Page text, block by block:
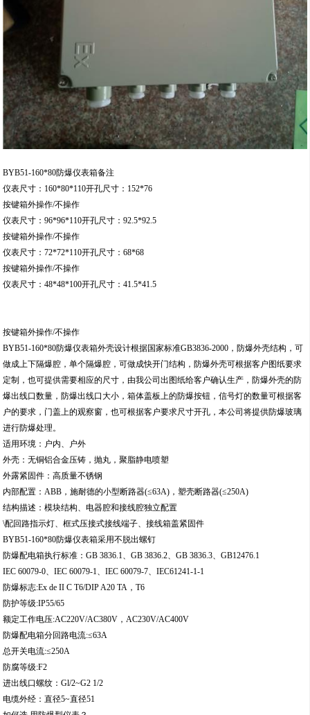
BYB51-160*80防爆仪表箱备注
仪表尺寸：160*80*110开孔尺寸：152*76
按键箱外操作/不操作
仪表尺寸：96*96*110开孔尺寸：92.5*92.5
按键箱外操作/不操作
仪表尺寸：72*72*110开孔尺寸：68*68
按键箱外操作/不操作
仪表尺寸：48*48*100开孔尺寸：41.5*41.5
按键箱外操作/不操作
BYB51-160*80防爆仪表箱外壳设计根据国家标准GB3836-2000，防爆外壳结构，可
做成上下隔爆腔，单个隔爆腔，可做成快开门结构，防爆外壳可根据客户图纸要求
定制，也可提供需要相应的尺寸，由我公司出图纸给客户确认生产，防爆外壳的防
爆出线口数量，防爆出线口大小，箱体盖板上的防爆按钮，信号灯的数量可根据客
户的要求，门盖上的观察窗，也可根据客户要求尺寸开孔，本公司将提供防爆玻璃
进行防爆处理。
适用环境：户内、户外
外壳：无铜铝合金压铸，抛丸，聚脂静电喷塑
外露紧固件：高质量不锈钢
内部配置：ABB，施耐德的小型断路器(≤63A)，塑壳断路器(≤250A)
结构描述：模块结构、电器腔和接线腔独立配置
\配回路指示灯、框式压接式接线端子、接线箱盖紧固件
BYB51-160*80防爆仪表箱采用不脱出螺钉
防爆配电箱执行标准：GB 3836.1、GB 3836.2、GB 3836.3、GB12476.1
IEC 60079-0、IEC 60079-1、IEC 60079-7、IEC61241-1-1
防爆标志:Ex de II C T6/DIP A20 TA，T6
防护等级:IP55/65
额定工作电压:AC220V/AC380V，AC230V/AC400V
防爆配电箱分回路电流:≤63A
总开关电流:≤250A
防腐等级:F2
进出线口螺纹：Gl/2~G2 1/2
电缆外经：直径5~直径51